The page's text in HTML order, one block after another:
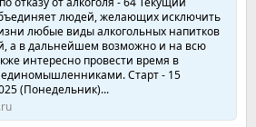
людей, желающих исключить
любые виды алкогольных напитков
а в дальнейшем возможно и на всю
интересно провести время в
Старт - 15
(Понедельник)...